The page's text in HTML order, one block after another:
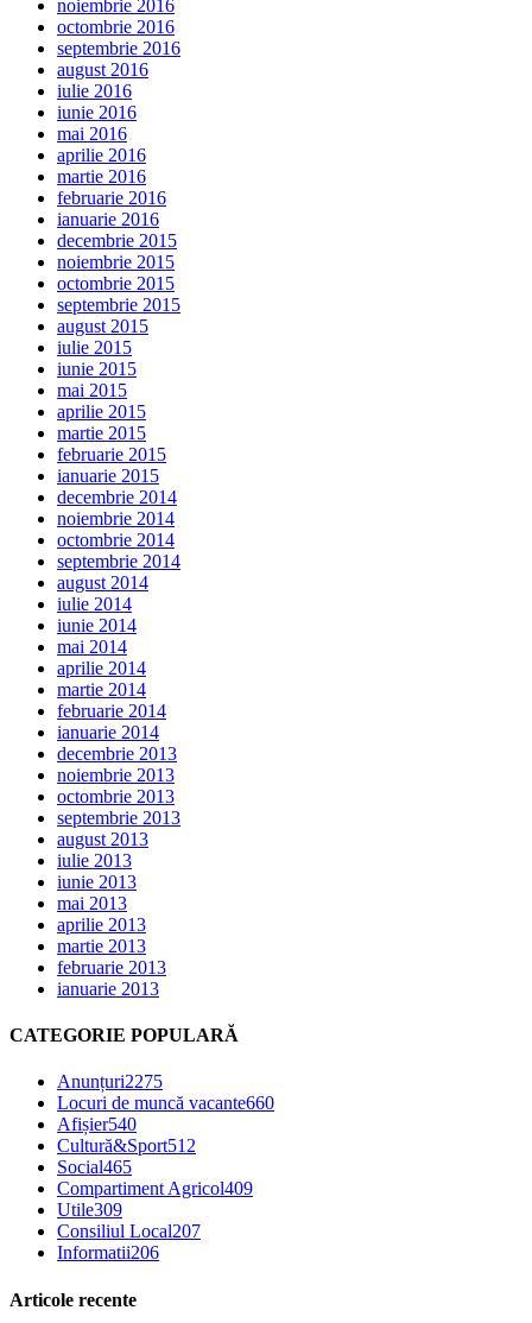
noiembrie 2016
octombrie 2016
septembrie 2016
august 2016
iulie 2016
iunie 2016
mai 2016
aprilie 2016
martie 2016
februarie 2016
ianuarie 2016
decembrie 2015
noiembrie 2015
octombrie 2015
septembrie 2015
august 2015
iulie 2015
iunie 2015
mai 2015
aprilie 2015
martie 2015
februarie 2015
ianuarie 2015
decembrie 2014
noiembrie 2014
octombrie 2014
septembrie 2014
august 2014
iulie 2014
iunie 2014
mai 2014
aprilie 2014
martie 2014
februarie 2014
ianuarie 2014
decembrie 2013
noiembrie 2013
octombrie 2013
septembrie 2013
august 2013
iulie 2013
iunie 2013
mai 2013
aprilie 2013
martie 2013
februarie 2013
ianuarie 2013
CATEGORIE POPULARĂ
Anunțuri2275
Locuri de muncă vacante660
Afișier540
Cultură&Sport512
Social465
Compartiment Agricol409
Utile309
Consiliul Local207
Informatii206
Articole recente